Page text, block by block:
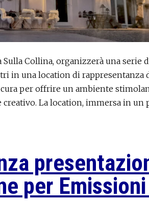
Collina, organizzerà una serie
in una location di rappresentanza
per offrire un ambiente
La location, immersa in un
per